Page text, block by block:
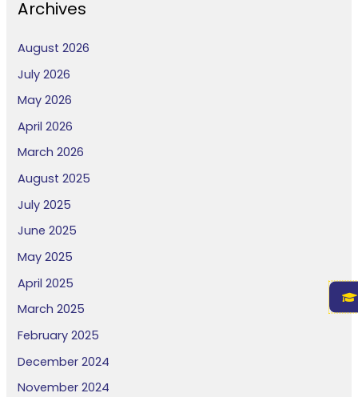
Archives
August 2026
July 2026
May 2026
April 2026
March 2026
August 2025
July 2025
June 2025
May 2025
April 2025
March 2025
February 2025
December 2024
November 2024